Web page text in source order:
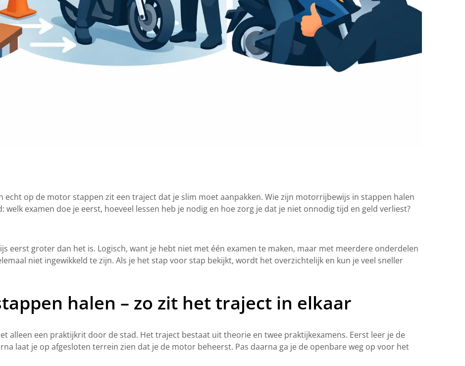
echt op de motor stappen zit een traject dat je slim moet aanpakken. Wie zijn motorrijbewijs in stappen halen
examen doe je eerst, hoeveel lessen heb je nodig en hoe zorg je dat je niet onnodig tijd en geld verliest?
eerst groter dan het is. Logisch, want je hebt niet met één examen te maken, maar met meerdere onderdelen
niet ingewikkeld te zijn. Als je het stap voor stap bekijkt, wordt het overzichtelijk en kun je veel sneller
halen – zo zit het traject in elkaar
alleen een praktijkrit door de stad. Het traject bestaat uit theorie en twee praktijkexamens. Eerst leer je de
laat je op afgesloten terrein zien dat je de motor beheerst. Pas daarna ga je de openbare weg op voor het